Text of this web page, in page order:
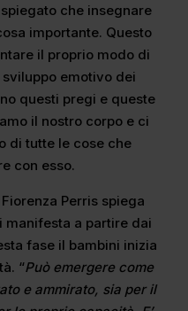
che insegnare
importante. Questo
il proprio modo di
emotivo dei
questi pregi e queste
il nostro corpo e ci
di tutte le cose che
con esso.
Perris spiega
manifesta a partire dai
fase il bambini inizia
“Può emergere come
e ammirato, sia per il